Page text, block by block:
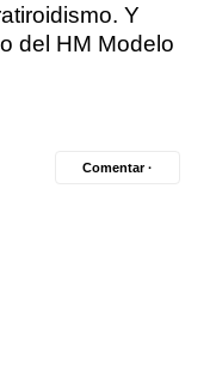
Y
del HM Modelo
Comentar ·